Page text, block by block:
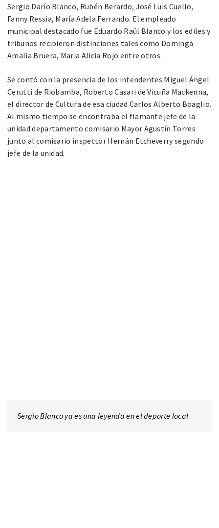
Sergio Darío Blanco, Rubén Berardo, José Luis Cuello,
Fanny Ressia, María Adela Ferrando. El empleado
municipal destacado fue Eduardo Raúl Blanco y los ediles y
tribunos recibieron distinciones tales como Dominga
Amalia Bruera, Maria Alicia Rojo entre otros.
Se contó con la presencia de los intendentes Miguel Ángel
Cerutti de Riobamba, Roberto Casari de Vicuña Mackenna,
el director de Cultura de esa ciudad Carlos Alberto Boaglio.
Al mismo tiempo se encontraba el flamante jefe de la
unidad departamento comisario Mayor Agustín Torres
junto al comisario inspector Hernán Etcheverry segundo
jefe de la unidad.
Sergio Blanco ya es una leyenda en el deporte local